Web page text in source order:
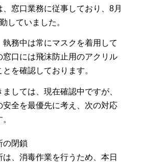
窓口業務に従事しており、8月
していました。
務中は常にマスクを着用して
窓口には飛沫防止用のアクリル
を確認しております。
しては、現在確認中ですが、
全を最優先に考え、次の対応
の閉鎖
、消毒作業を行うため、本日